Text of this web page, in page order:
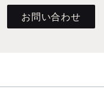
お問い合わせ